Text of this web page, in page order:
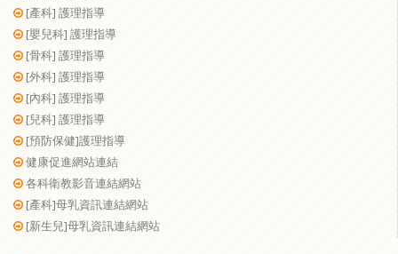
[產科] 護理指導
[嬰兒科] 護理指導
[骨科] 護理指導
[外科] 護理指導
[內科] 護理指導
[兒科] 護理指導
[預防保健]護理指導
健康促進網站連結
各科衛教影音連結網站
[產科]母乳資訊連結網站
[新生兒]母乳資訊連結網站